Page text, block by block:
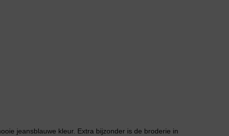
jeansblauwe kleur. Extra bijzonder is de broderie in